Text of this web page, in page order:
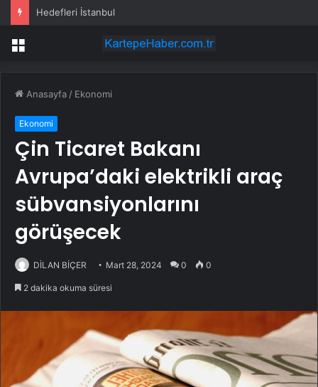
Hedefleri İstanbul
Menü
Anasayfa / Ekonomi
Ekonomi
Çin Ticaret Bakanı
Avrupa’daki elektrikli araç
sübvansiyonlarını
görüşecek
DİLAN BİÇER Mart 28, 2024 0 0
2 dakika okuma süresi